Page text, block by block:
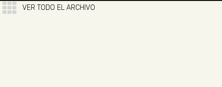
VER TODO EL ARCHIVO